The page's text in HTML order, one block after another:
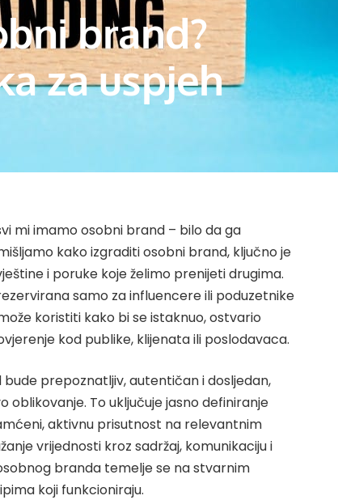
brand?
za uspjeh
mi imamo osobni brand – bilo da ga
kako izgraditi osobni brand, ključno je
i poruke koje želimo prenijeti drugima.
samo za influencere ili poduzetnike
koristiti kako bi se istaknuo, ostvario
kod publike, klijenata ili poslodavaca.
prepoznatljiv, autentičan i dosljedan,
oblikovanje. To uključuje jasno definiranje
aktivnu prisutnost na relevantnim
vrijednosti kroz sadržaj, komunikaciju i
branda temelje se na stvarnim
koji funkcioniraju.